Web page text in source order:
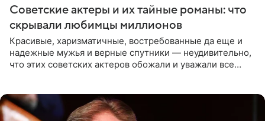
Советские актеры и их тайные романы: что
скрывали любимцы миллионов
Красивые, харизматичные, востребованные да еще и
надежные мужья и верные спутники — неудивительно,
что этих советских актеров обожали и уважали все